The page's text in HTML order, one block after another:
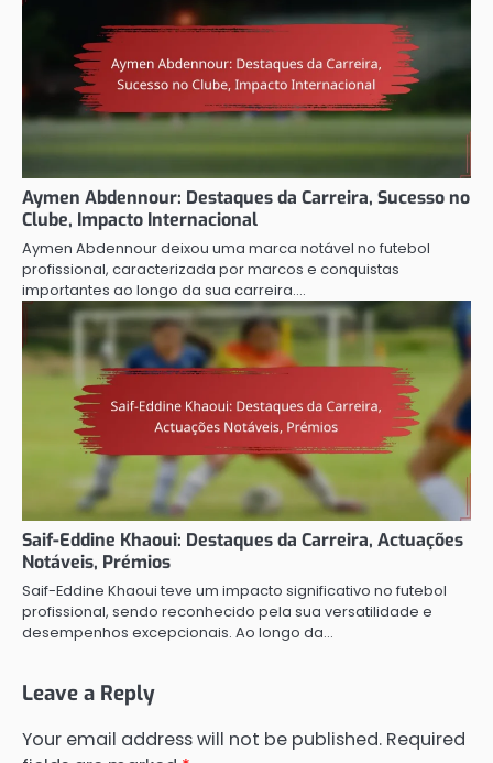
Aymen Abdennour: Destaques da Carreira, Sucesso no
Clube, Impacto Internacional
Aymen Abdennour deixou uma marca notável no futebol
profissional, caracterizada por marcos e conquistas
importantes ao longo da sua carreira.…
Saif-Eddine Khaoui: Destaques da Carreira, Actuações
Notáveis, Prémios
Saif-Eddine Khaoui teve um impacto significativo no futebol
profissional, sendo reconhecido pela sua versatilidade e
desempenhos excepcionais. Ao longo da…
Leave a Reply
Your email address will not be published. Required